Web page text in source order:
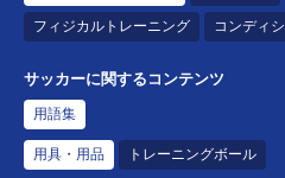
フィジカルトレーニング コンディ
サッカーに関するコンテンツ
用語集
用具・用品 トレーニングボール